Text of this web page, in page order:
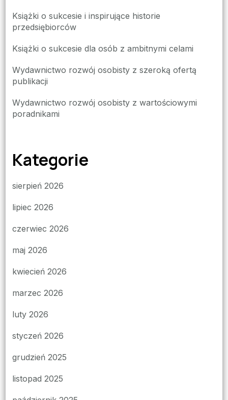
Książki o sukcesie i inspirujące historie
przedsiębiorców
Książki o sukcesie dla osób z ambitnymi celami
Wydawnictwo rozwój osobisty z szeroką ofertą
publikacji
Wydawnictwo rozwój osobisty z wartościowymi
poradnikami
Kategorie
sierpień 2026
lipiec 2026
czerwiec 2026
maj 2026
kwiecień 2026
marzec 2026
luty 2026
styczeń 2026
grudzień 2025
listopad 2025